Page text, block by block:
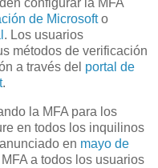
configurar la MFA
de Microsofto
. Los usuarios
métodos de verificación
a través del portal de
.
la MFA para los
en todos los inquilinos
en mayo de
a todos los usuarios